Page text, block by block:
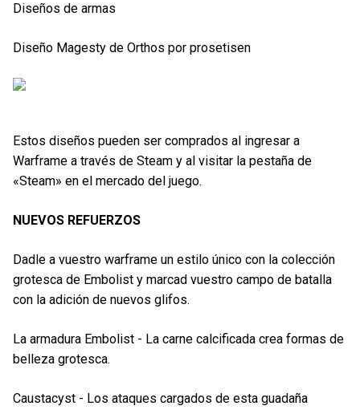
Diseños de armas
Diseño Magesty de Orthos por prosetisen
Estos diseños pueden ser comprados al ingresar a
Warframe a través de Steam y al visitar la pestaña de
«Steam» en el mercado del juego.
NUEVOS REFUERZOS
Dadle a vuestro warframe un estilo único con la colección
grotesca de Embolist y marcad vuestro campo de batalla
con la adición de nuevos glifos.
La armadura Embolist - La carne calcificada crea formas de
belleza grotesca.
Caustacyst - Los ataques cargados de esta guadaña